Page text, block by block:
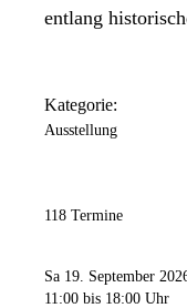
entlang
Kategorie:
Ausstellung
118 Termine
Sa 19. September
11:00 bis 18:00 Uhr